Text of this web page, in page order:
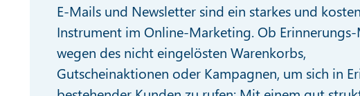
E-Mails und Newsletter sind ein starkes und
Instrument im Online-Marketing. Ob
wegen des nicht eingelösten Warenkorbs,
Gutscheinaktionen oder Kampagnen, um sich in